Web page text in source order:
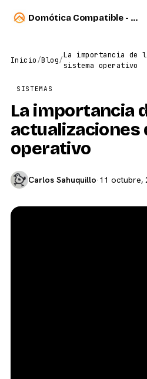
Domótica Compatible - Carlos Sahuquillo
Inicio/Blog/
La importancia de
sistema operativo
SISTEMAS
La importancia
actualizaciones
operativo
Carlos Sahuquillo·11 octubre,